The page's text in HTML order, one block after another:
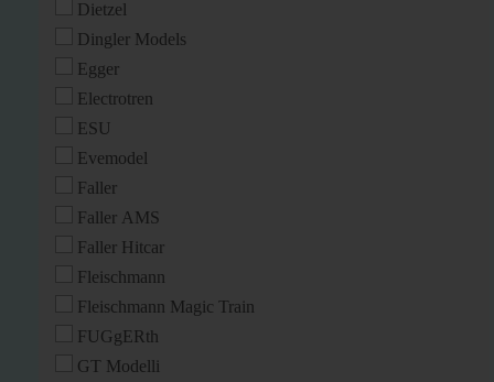
Dietzel
Dingler Models
Egger
Electrotren
ESU
Evemodel
Faller
Faller AMS
Faller Hitcar
Fleischmann
Fleischmann Magic Train
FUGgERth
GT Modelli